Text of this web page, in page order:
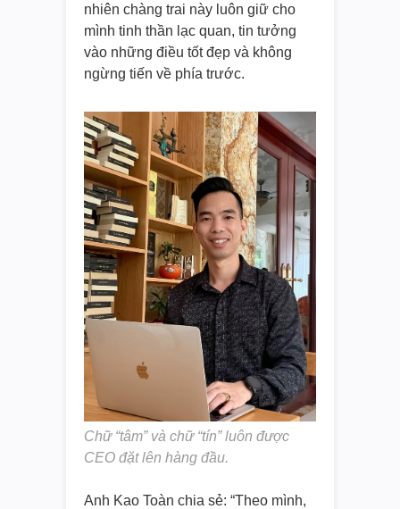
nhiên chàng trai này luôn giữ cho
mình tinh thần lạc quan, tin tưởng
vào những điều tốt đẹp và không
ngừng tiến về phía trước.
Chữ “tâm” và chữ “tín” luôn được
CEO đặt lên hàng đầu.
Anh Kao Toàn chia sẻ: “Theo mình,